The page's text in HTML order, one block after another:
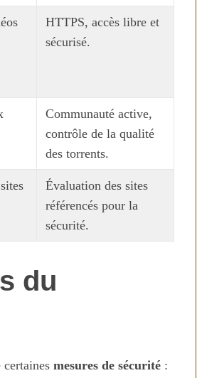
HTTPS, accès libre et
sécurisé.
Communauté active,
contrôle de la qualité
des torrents.
Évaluation des sites
référencés pour la
sécurité.
du
mesures de sécurité :
Transporter ses repas et ses
courses quand il fait chaud